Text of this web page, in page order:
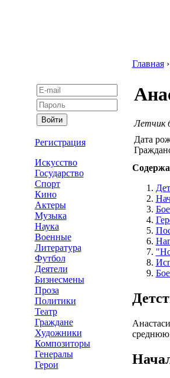
Регистрация
Искусство
Государство
Спорт
Кино
Актеры
Музыка
Наука
Военные
Литература
Футбол
Деятели
Бизнесмены
Проза
Политики
Театр
Граждане
Художники
Композиторы
Генералы
Герои
Главная›
Летчик
Дата
среднюю